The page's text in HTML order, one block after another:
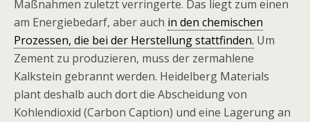
Maßnahmen zuletzt verringerte. Das liegt zum einen
am Energiebedarf, aber auch in den chemischen
Prozessen, die bei der Herstellung stattfinden. Um
Zement zu produzieren, muss der zermahlene
Kalkstein gebrannt werden. Heidelberg Materials
plant deshalb auch dort die Abscheidung von
Kohlendioxid (Carbon Caption) und eine Lagerung an